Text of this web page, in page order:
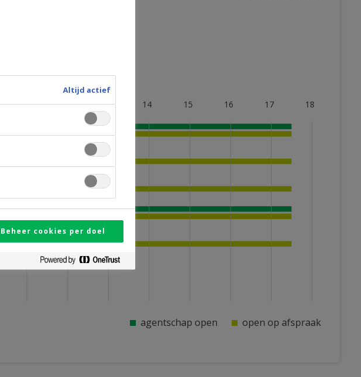
11 12 13 14 15 16 17 18
agentschap open open op afspraak
Altijd actief
Beheer cookies per doel